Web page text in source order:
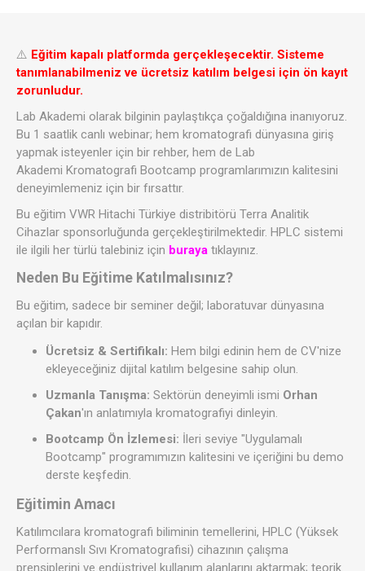
⚠️ Eğitim kapalı platformda gerçekleşecektir. Sisteme
tanımlanabilmeniz ve ücretsiz katılım belgesi için ön kayıt
zorunludur.
Lab Akademi olarak bilginin paylaştıkça çoğaldığına inanıyoruz.
Bu 1 saatlik canlı webinar; hem kromatografi dünyasına giriş
yapmak isteyenler için bir rehber, hem de Lab
Akademi Kromatografi Bootcamp programlarımızın kalitesini
deneyimlemeniz için bir fırsattır.
Bu eğitim VWR Hitachi Türkiye distribitörü Terra Analitik
Cihazlar sponsorluğunda gerçekleştirilmektedir. HPLC sistemi
ile ilgili her türlü talebiniz için buraya tıklayınız.
Neden Bu Eğitime Katılmalısınız?
Bu eğitim, sadece bir seminer değil; laboratuvar dünyasına
açılan bir kapıdır.
Ücretsiz & Sertifikalı: Hem bilgi edinin hem de CV'nize
ekleyeceğiniz dijital katılım belgesine sahip olun.
Uzmanla Tanışma: Sektörün deneyimli ismi Orhan
Çakan'ın anlatımıyla kromatografiyi dinleyin.
Bootcamp Ön İzlemesi: İleri seviye "Uygulamalı
Bootcamp" programımızın kalitesini ve içeriğini bu demo
derste keşfedin.
Eğitimin Amacı
Katılımcılara kromatografi biliminin temellerini, HPLC (Yüksek
Performanslı Sıvı Kromatografisi) cihazının çalışma
prensiplerini ve endüstriyel kullanım alanlarını aktarmak; teorik